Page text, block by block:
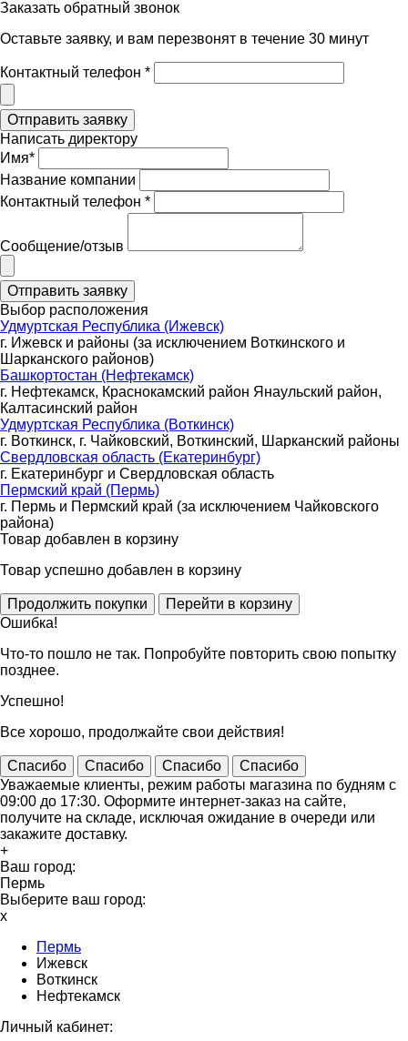
Заказать обратный звонок
Оставьте заявку, и вам перезвонят в течение 30 минут
Контактный телефон *
Написать директору
Имя*
Название компании
Контактный телефон *
Сообщение/отзыв
Выбор расположения
Удмуртская Республика (Ижевск)
г. Ижевск и районы (за исключением Воткинского и
Шарканского районов)
Башкортостан (Нефтекамск)
г. Нефтекамск, Краснокамский район Янаульский район,
Калтасинский район
Удмуртская Республика (Воткинск)
г. Воткинск, г. Чайковский, Воткинский, Шарканский районы
Свердловская область (Екатеринбург)
г. Екатеринбург и Свердловская область
Пермский край (Пермь)
г. Пермь и Пермский край (за исключением Чайковского
района)
Товар добавлен в корзину
Товар успешно добавлен в корзину
Ошибка!
Что-то пошло не так. Попробуйте повторить свою попытку
позднее.
Успешно!
Все хорошо, продолжайте свои действия!
Спасибо Спасибо Спасибо
Спасибо
Уважаемые клиенты, режим работы магазина по будням с
09:00 до 17:30. Оформите интернет-заказ на сайте,
получите на складе, исключая ожидание в очереди или
закажите доставку.
+
Ваш город:
Пермь
Выберите ваш город:
x
Пермь
Ижевск
Воткинск
Нефтекамск
Личный кабинет: